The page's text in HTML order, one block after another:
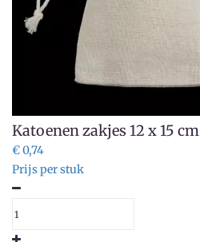
Katoenen zakjes 12 x 15 cm
€ 0,74
Prijs per stuk